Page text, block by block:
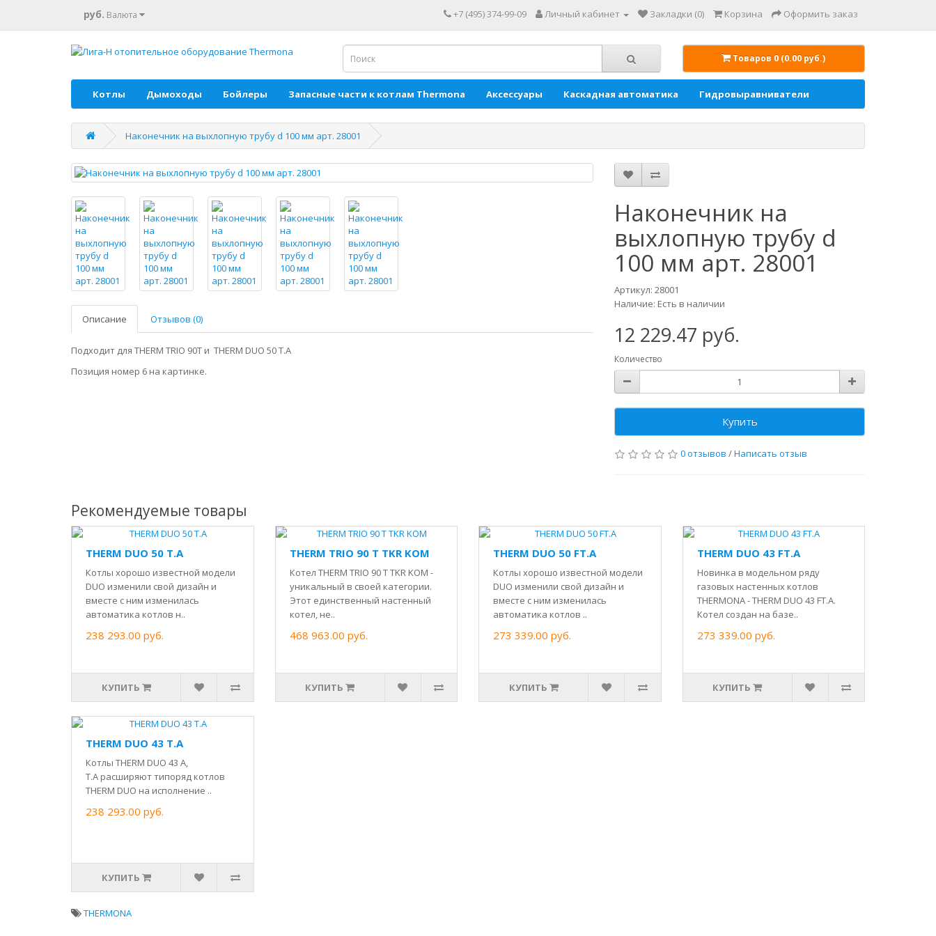
руб. Валюта +7 (495) 374-99-09 Личный кабинет Закладки (0) Корзина Оформить заказ
Товаров 0 (0.00 руб.)
Котлы Дымоходы Бойлеры Запасные части к котлам Thermona Аксессуары Каскадная автоматика Гидровыравниватели
Наконечник на выхлопную трубу d 100 мм арт. 28001
Описание Отзывов (0)
Подходит для THERM TRIO 90T и THERM DUO 50 T.A
Позиция номер 6 на картинке.
Наконечник на
выхлопную трубу d
100 мм арт. 28001
Артикул: 28001
Наличие: Есть в наличии
12 229.47 руб.
Количество
Купить
0 отзывов /Написать отзыв
Рекомендуемые товары
THERM DUO 50 T.A
Котлы хорошо известной модели
DUO изменили свой дизайн и
вместе с ним изменилась
автоматика котлов н..
238 293.00 руб.
КУПИТЬ
THERM TRIO 90 T TKR KOM
Котел THERM TRIO 90 T TKR KOM -
уникальный в своей категории.
Этот единственный настенный
котел, не..
468 963.00 руб.
КУПИТЬ
THERM DUO 50 FT.A
Котлы хорошо известной модели
DUO изменили свой дизайн и
вместе с ним изменилась
автоматика котлов ..
273 339.00 руб.
КУПИТЬ
THERM DUO 43 FT.A
Новинка в модельном ряду
газовых настенных котлов
THERMONA - THERM DUO 43 FT.A.
Котел создан на базе..
273 339.00 руб.
КУПИТЬ
THERM DUO 43 T.A
Котлы THERM DUO 43 A,
Т.А расширяют типоряд котлов
THERM DUO на исполнение ..
238 293.00 руб.
КУПИТЬ
THERMONA